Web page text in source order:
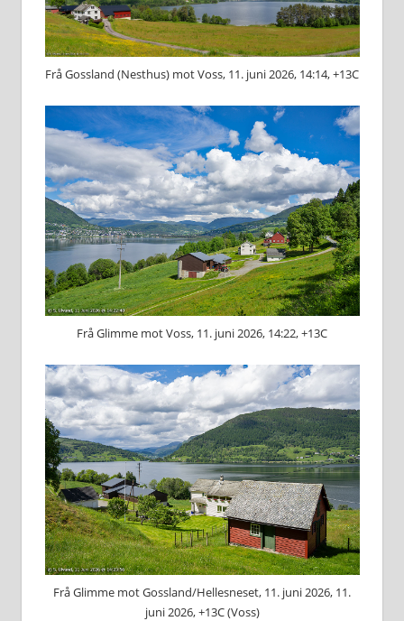
Frå Gossland (Nesthus) mot Voss, 11. juni 2026, 14:14, +13C
Frå Glimme mot Voss, 11. juni 2026, 14:22, +13C
Frå Glimme mot Gossland/Hellesneset, 11. juni 2026, 11.
juni 2026, +13C (Voss)